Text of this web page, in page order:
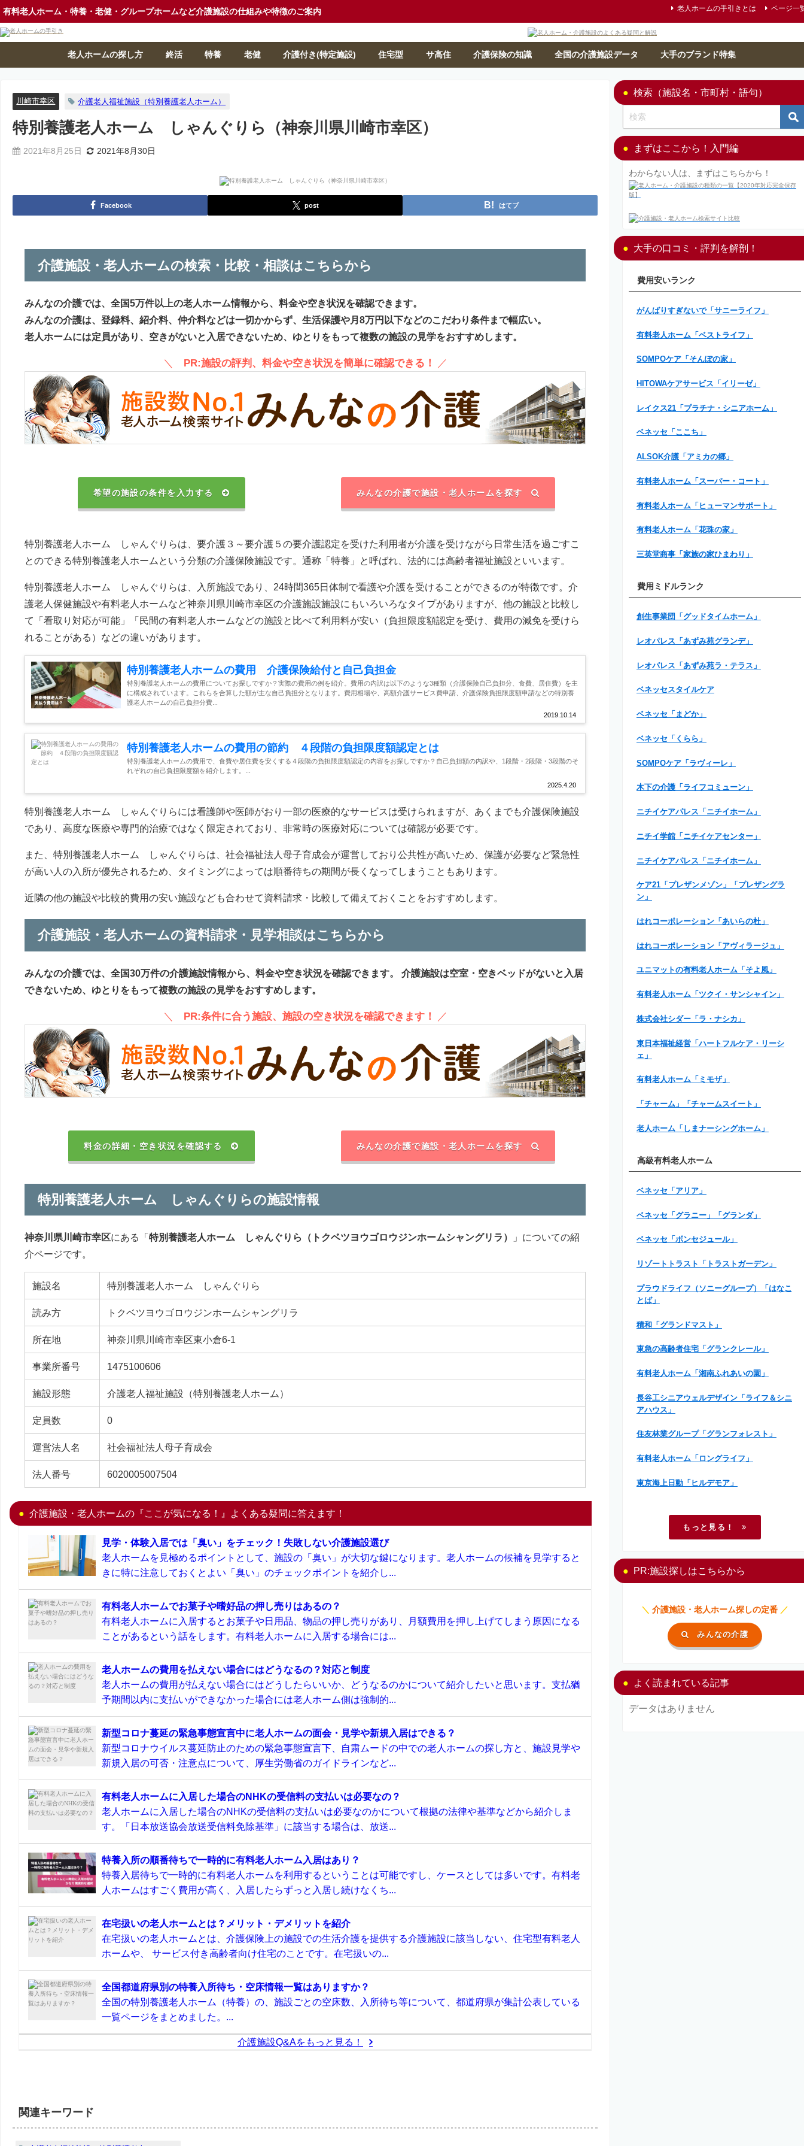
有料老人ホーム・特養・老健・グループホームなど介護施設の仕組みや特徴のご案内 老人ホームの手引きとは ページ一
老人ホームの探し方 終活 特養 老健 介護付き(特定施設) 住宅型 サ高住 介護保険の知識 全国の介護施設データ 大手のブランド特集
川崎市幸区 介護老人福祉施設（特別養護老人ホーム）
特別養護老人ホーム しゃんぐりら（神奈川県川崎市幸区）
2021年8月25日 2021年8月30日
Facebook post はてブ
介護施設・老人ホームの検索・比較・相談はこちらから
みんなの介護では、全国5万件以上の老人ホーム情報から、料金や空き状況を確認できます。
みんなの介護は、登録料、紹介料、仲介料などは一切かからず、生活保護や月8万円以下などのこだわり条件まで幅広い。
老人ホームには定員があり、空きがないと入居できないため、ゆとりをもって複数の施設の見学をおすすめします。
＼ PR:施設の評判、料金や空き状況を簡単に確認できる！ ／
希望の施設の条件を入力する みんなの介護で施設・老人ホームを探す
特別養護老人ホーム しゃんぐりらは、要介護３～要介護５の要介護認定を受けた利用者が介護を受けながら日常生活を過ごすこ
とのできる特別養護老人ホームという分類の介護保険施設です。通称「特養」と呼ばれ、法的には高齢者福祉施設といいます。
特別養護老人ホーム しゃんぐりらは、入所施設であり、24時間365日体制で看護や介護を受けることができるのが特徴です。介
護老人保健施設や有料老人ホームなど神奈川県川崎市幸区の介護施設施設にもいろいろなタイプがありますが、他の施設と比較し
て「看取り対応が可能」「民間の有料老人ホームなどの施設と比べて利用料が安い（負担限度額認定を受け、費用の減免を受けら
れることがある）などの違いがあります。
特別養護老人ホームの費用 介護保険給付と自己負担金
2019.10.14
特別養護老人ホームの費用についてお探しですか？実際の費用の例を紹介。費用の内訳は以下のような3種類（介護保険自己負担分、食費、居住費）を主
に構成されています。これらを合算した額が主な自己負担分となります。費用相場や、高額介護サービス費申請、介護保険負担限度額申請などの特別養
護老人ホームの自己負担分費...
特別養護老人ホームの費用の節約 ４段階の負担限度額認定とは
2025.4.20
特別養護老人ホームの費用で、食費や居住費を安くする４段階の負担限度額認定の内容をお探しですか？自己負担額の内訳や、1段階・2段階・3段階のそ
れぞれの自己負担限度額を紹介します。...
特別養護老人ホーム しゃんぐりらには看護師や医師がおり一部の医療的なサービスは受けられますが、あくまでも介護保険施設
であり、高度な医療や専門的治療ではなく限定されており、非常時の医療対応については確認が必要です。
また、特別養護老人ホーム しゃんぐりらは、社会福祉法人母子育成会が運営しており公共性が高いため、保護が必要など緊急性
が高い人の入所が優先されるため、タイミングによっては順番待ちの期間が長くなってしまうこともあります。
近隣の他の施設や比較的費用の安い施設なども合わせて資料請求・比較して備えておくことをおすすめします。
介護施設・老人ホームの資料請求・見学相談はこちらから
みんなの介護では、全国30万件の介護施設情報から、料金や空き状況を確認できます。
介護施設は空室・空きベッドがないと入居
できないため、ゆとりをもって複数の施設の見学をおすすめします。
＼ PR:条件に合う施設、施設の空き状況を確認できます！ ／
料金の詳細・空き状況を確認する みんなの介護で施設・老人ホームを探す
特別養護老人ホーム しゃんぐりらの施設情報
神奈川県川崎市幸区にある「 特別養護老人ホーム しゃんぐりら（トクベツヨウゴロウジンホームシャングリラ）
」についての紹
介ページです。
施設名 特別養護老人ホーム しゃんぐりら
読み方 トクベツヨウゴロウジンホームシャングリラ
所在地 神奈川県川崎市幸区東小倉6-1
事業所番号 1475100606
施設形態 介護老人福祉施設（特別養護老人ホーム）
定員数 0
運営法人名 社会福祉法人母子育成会
法人番号 6020005007504
介護施設・老人ホームの『ここが気になる！』よくある疑問に答えます！
見学・体験入居では「臭い」をチェック！失敗しない介護施設選び
老人ホームを見極めるポイントとして、施設の「臭い」が大切な鍵になります。老人ホームの候補を見学すると
きに特に注意しておくとよい「臭い」のチェックポイントを紹介し...
有料老人ホームでお菓子や嗜好品の押し売りはあるの？
有料老人ホームに入居するとお菓子や日用品、物品の押し売りがあり、月額費用を押し上げてしまう原因になる
ことがあるという話をします。有料老人ホームに入居する場合には...
老人ホームの費用を払えない場合にはどうなるの？対応と制度
老人ホームの費用が払えない場合にはどうしたらいいか、どうなるのかについて紹介したいと思います。支払猶
予期間以内に支払いができなかった場合には老人ホーム側は強制的...
新型コロナ蔓延の緊急事態宣言中に老人ホームの面会・見学や新規入居はできる？
新型コロナウイルス蔓延防止のための緊急事態宣言下、自粛ムードの中での老人ホームの探し方と、施設見学や
新規入居の可否・注意点について、厚生労働省のガイドラインなど...
有料老人ホームに入居した場合のNHKの受信料の支払いは必要なの？
老人ホームに入居した場合のNHKの受信料の支払いは必要なのかについて根拠の法律や基準などから紹介しま
す。「日本放送協会放送受信料免除基準」に該当する場合は、放送...
特養入所の順番待ちで一時的に有料老人ホーム入居はあり？
特養入居待ちで一時的に有料老人ホームを利用するということは可能ですし、ケースとしては多いです。有料老
人ホームはすごく費用が高く、入居したらずっと入居し続けなくち...
在宅扱いの老人ホームとは？メリット・デメリットを紹介
在宅扱いの老人ホームとは、介護保険上の施設での生活介護を提供する介護施設に該当しない、住宅型有料老人
ホームや、 サービス付き高齢者向け住宅のことです。在宅扱いの...
全国都道府県別の特養入所待ち・空床情報一覧はありますか？
全国の特別養護老人ホーム（特養）の、施設ごとの空床数、入所待ち等について、都道府県が集計公表している
一覧ページをまとめました。...
介護施設Q&Aをもっと見る！
関連キーワード
検索（施設名・市町村・語句）
まずはここから！入門編
わからない人は、まずはこちらから！
大手の口コミ・評判を解剖！
費用安いランク
がんばりすぎないで「サニーライフ」
有料老人ホーム「ベストライフ」
SOMPOケア「そんぽの家」
HITOWAケアサービス「イリーゼ」
レイクス21「プラチナ・シニアホーム」
ベネッセ「ここち」
ALSOK介護「アミカの郷」
有料老人ホーム「スーパー・コート」
有料老人ホーム「ヒューマンサポート」
有料老人ホーム「花珠の家」
三英堂商事「家族の家ひまわり」
費用ミドルランク
創生事業団「グッドタイムホーム」
レオパレス「あずみ苑グランデ」
レオパレス「あずみ苑ラ・テラス」
ベネッセスタイルケア
ベネッセ「まどか」
ベネッセ「くらら」
SOMPOケア「ラヴィーレ」
木下の介護「ライフコミューン」
ニチイケアパレス「ニチイホーム」
ニチイ学館「ニチイケアセンター」
ニチイケアパレス「ニチイホーム」
ケア21「プレザンメゾン」「プレザングラ
ン」
はれコーポレーション「あいらの杜」
はれコーポレーション「アヴィラージュ」
ユニマットの有料老人ホーム「そよ風」
有料老人ホーム「ツクイ・サンシャイン」
株式会社シダー「ラ・ナシカ」
東日本福祉経営「ハートフルケア・リーシ
ェ」
有料老人ホーム「ミモザ」
「チャーム」「チャームスイート」
老人ホーム「しまナーシングホーム」
高級有料老人ホーム
ベネッセ「アリア」
ベネッセ「グラニー」「グランダ」
ベネッセ「ボンセジュール」
リゾートトラスト「トラストガーデン」
プラウドライフ（ソニーグループ）「はなこ
とば」
積和「グランドマスト」
東急の高齢者住宅「グランクレール」
有料老人ホーム「湘南ふれあいの園」
長谷工シニアウェルデザイン「ライフ＆シニ
アハウス」
住友林業グループ「グランフォレスト」
有料老人ホーム「ロングライフ」
東京海上日動「ヒルデモア」
もっと見る！
PR:施設探しはこちらから
＼ 介護施設・老人ホーム探しの定番 ／
みんなの介護
よく読まれている記事
データはありません